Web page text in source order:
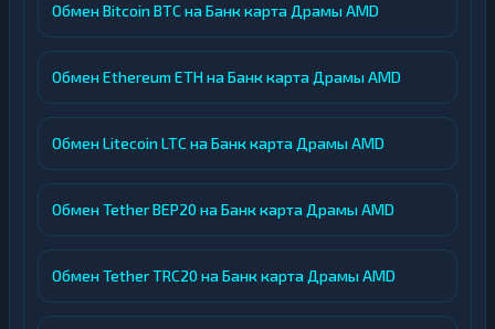
Обмен Bitcoin BTC на Банк карта Драмы AMD
Обмен Ethereum ETH на Банк карта Драмы AMD
Обмен Litecoin LTC на Банк карта Драмы AMD
Обмен Tether BEP20 на Банк карта Драмы AMD
Обмен Tether TRC20 на Банк карта Драмы AMD